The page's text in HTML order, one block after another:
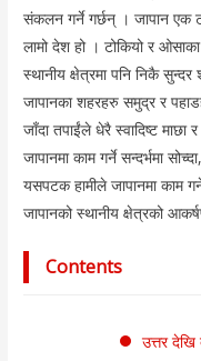
e
b
o
o
k
t
t
e
r
e
l
संकलन गर्ने गर्छन् । जापान एक
लामो देश हो । टोकियो र
स्थानीय क्षेत्रमा पनि निकै
जापानका शहरहरु समुद्र र
जाँदा तपाईंले धेरै स्वादिष्ट
जापानमा काम गर्ने सन्दर्भमा
यसपटक हामीले जापानमा काम
जापानको स्थानीय क्षेत्रको
Contents
उत्तर देखि